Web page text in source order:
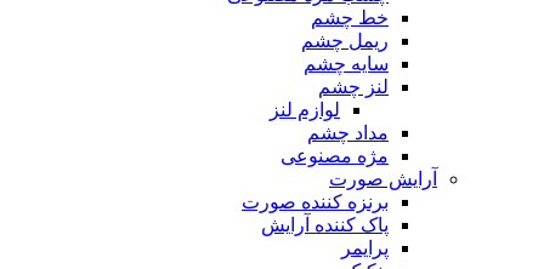
خط چشم
ریمل چشم
سایه چشم
لنز چشم
لوازم لنز
مداد چشم
مژه مصنوعی
آرایش صورت
برنزه کننده صورت
پاک کننده آرایش
پرایمر